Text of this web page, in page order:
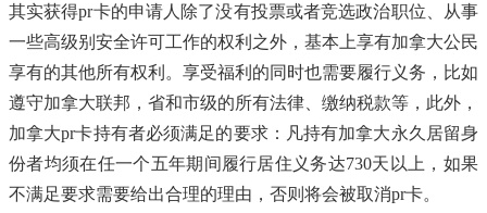
其实获得pr卡的申请人除了没有投票或者竞选政治职位、从事
一些高级别安全许可工作的权利之外，基本上享有加拿大公民
享有的其他所有权利。享受福利的同时也需要履行义务，比如
遵守加拿大联邦，省和市级的所有法律、缴纳税款等，此外，
加拿大pr卡持有者必须满足的要求：凡持有加拿大永久居留身
份者均须在任一个五年期间履行居住义务达730天以上，如果
不满足要求需要给出合理的理由，否则将会被取消pr卡。